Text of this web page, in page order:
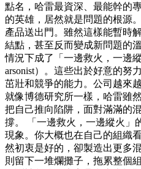
點名，哈雷最資深、最能幹的
的英雄，居然就是問題的根源
產品送出門。雖然這樣能暫時
結點，甚至反而變成新問題的
情況下成了「一邊救火，一邊
arsonist）。這些出於好意的努
茁壯和競爭的能力。公司越來
就像博德研究所一樣，哈雷雖
把自己推向陷阱，面對滿滿的
撐。 「一邊救火，一邊縱火」
現象。你大概也在自己的組織
然初衷是好的，卻製造出更多
則留下一堆爛攤子，拖累整個